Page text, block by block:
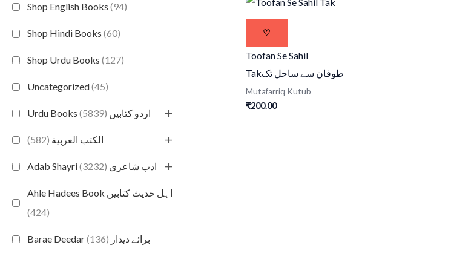
Shop English Books (94)
Shop Hindi Books (60)
Shop Urdu Books (127)
Uncategorized(45)
Urdu Books اردو کتابیں (5839) +
الكتب العربية (582) +
Adab Shayri ادب شاعری (3232) +
Ahle Hadees Book اہل حدیث کتابیں
(424)
Barae Deedar برائے دیدار (136)
♡
Toofan Se Sahil
Takطوفان سے ساحل تک
Mutafarriq Kutub
₹200.00